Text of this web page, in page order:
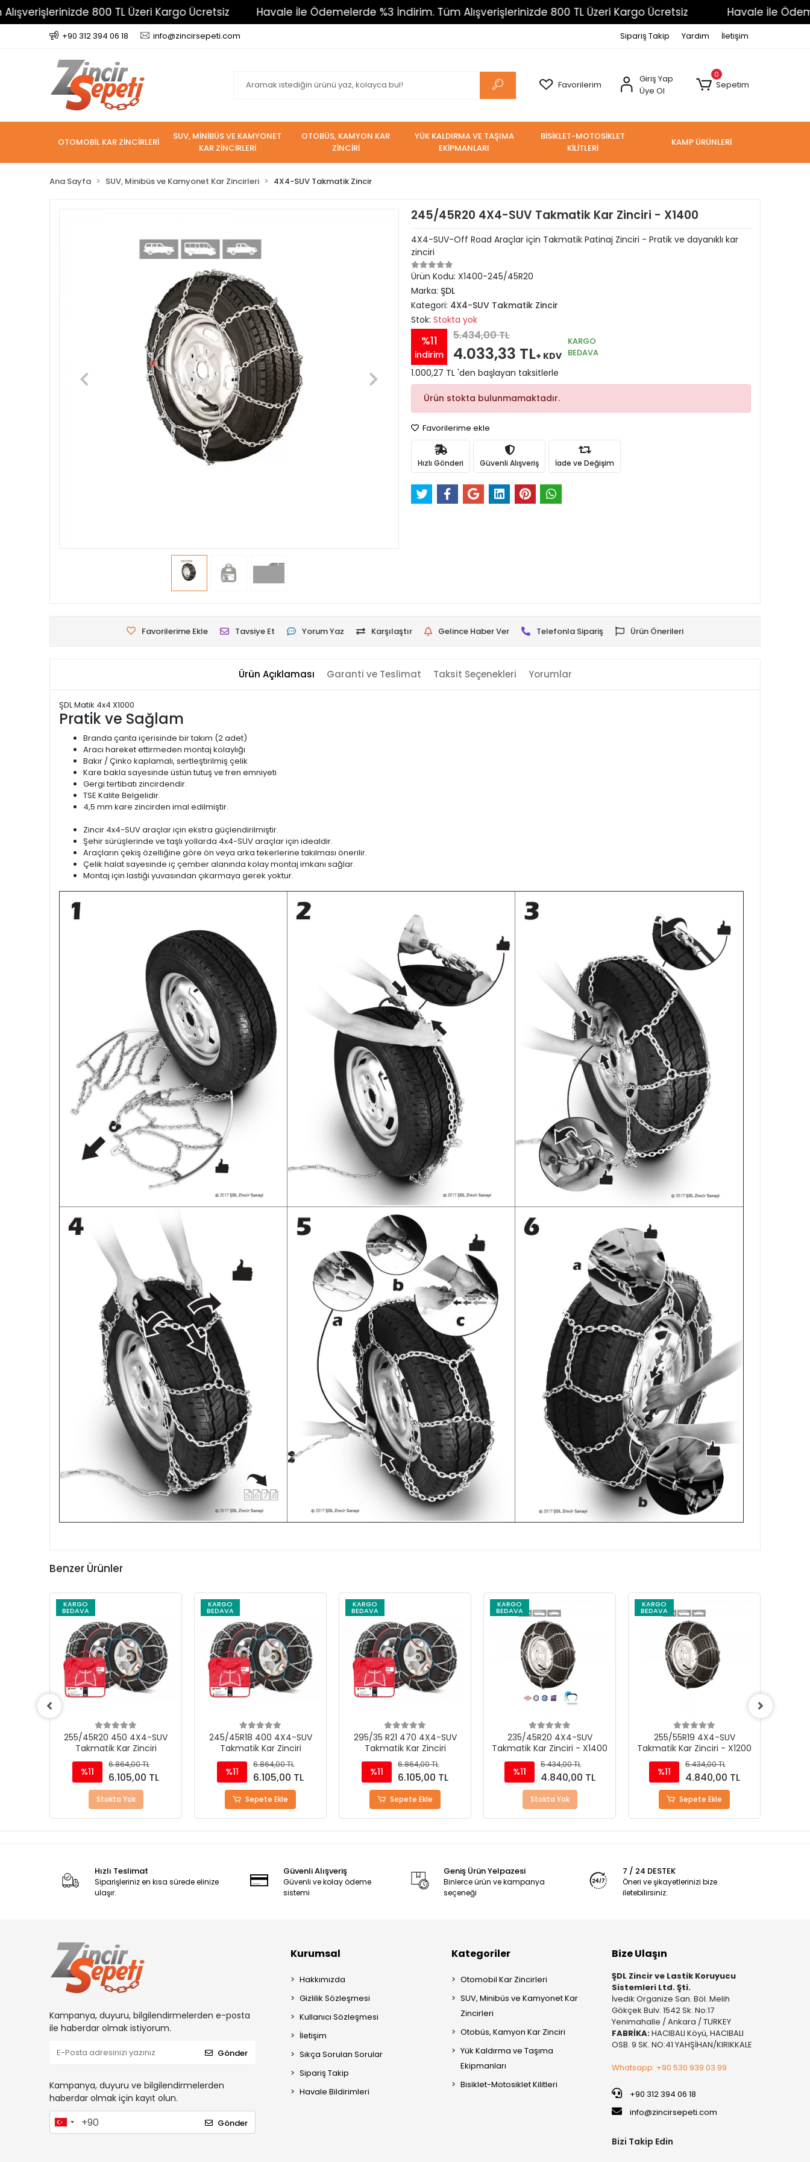
800 TL Üzeri Kargo Ücretsiz Havale İle Ödemelerde %3 İndirim. Tüm Alışverişlerinizde 800 TL Üzeri Kargo Ücretsiz Havale İle Ödemelerde
+90 312 394 06 18 info@zincirsepeti.com Sipariş Takip Yardım İletişim
Favorilerim
Giriş Yap
Üye Ol
0
Sepetim
OTOMOBİL KAR ZİNCİRLERİ
SUV, MİNİBÜS VE KAMYONET
KAR ZİNCİRLERİ
OTOBÜS, KAMYON KAR
ZİNCİRİ
YÜK KALDIRMA VE TAŞIMA
EKİPMANLARI
BİSİKLET-MOTOSİKLET
KİLİTLERİ
KAMP ÜRÜNLERİ
Ana Sayfa SUV, Minibüs ve Kamyonet Kar Zincirleri 4X4-SUV Takmatik Zincir
245/45R20 4X4-SUV Takmatik Kar Zinciri - X1400
4X4-SUV-Off Road Araçlar için Takmatik Patinaj Zinciri - Pratik ve dayanıklı kar
zinciri
Ürün Kodu: X1400-245/45R20
Marka: ŞDL
Kategori: 4X4-SUV Takmatik Zincir
Stok: Stokta yok
%11
indirim
5.434,00 TL
4.033,33 TL+ KDV
KARGO
BEDAVA
1.000,27 TL 'den başlayan taksitlerle
Ürün stokta bulunmamaktadır.
Favorilerime ekle
Hızlı Gönderi Güvenli Alışveriş İade ve Değişim
Favorilerime Ekle Tavsiye Et Yorum Yaz Karşılaştır Gelince Haber Ver Telefonla Sipariş Ürün Önerileri
Ürün Açıklaması Garanti ve Teslimat Taksit Seçenekleri Yorumlar
ŞDL Matik 4x4 X1000
Pratik ve Sağlam
Branda çanta içerisinde bir takım (2 adet)
Aracı hareket ettirmeden montaj kolaylığı
Bakır / Çinko kaplamalı, sertleştirilmiş çelik
Kare bakla sayesinde üstün tutuş ve fren emniyeti
Gergi tertibatı zincirdendir.
TSE Kalite Belgelidir.
4,5 mm kare zincirden imal edilmiştir.
Zincir 4x4-SUV araçlar için ekstra güçlendirilmiştir.
Şehir sürüşlerinde ve taşlı yollarda 4x4-SUV araçlar için idealdir.
Araçların çekiş özelliğine göre ön veya arka tekerlerine takılması önerilir.
Çelik halat sayesinde iç çember alanında kolay montaj imkanı sağlar.
Montaj için lastiği yuvasından çıkarmaya gerek yoktur.
Benzer Ürünler
KARGO
BEDAVA
255/45R20 450 4X4-SUV
Takmatik Kar Zinciri
%11
6.864,00 TL
6.105,00 TL
Stokta Yok
KARGO
BEDAVA
245/45R18 400 4X4-SUV
Takmatik Kar Zinciri
%11
6.864,00 TL
6.105,00 TL
Sepete Ekle
KARGO
BEDAVA
295/35 R21 470 4X4-SUV
Takmatik Kar Zinciri
%11
6.864,00 TL
6.105,00 TL
Sepete Ekle
KARGO
BEDAVA
235/45R20 4X4-SUV
Takmatik Kar Zinciri - X1400
%11
5.434,00 TL
4.840,00 TL
Stokta Yok
KARGO
BEDAVA
255/55R19 4X4-SUV
Takmatik Kar Zinciri - X1200
%11
5.434,00 TL
4.840,00 TL
Sepete Ekle
Hızlı Teslimat
Siparişleriniz en kısa sürede elinize
ulaşır.
Güvenli Alışveriş
Güvenli ve kolay ödeme
sistemi
Geniş Ürün Yelpazesi
Binlerce ürün ve kampanya
seçeneği
7 / 24 DESTEK
Öneri ve şikayetlerinizi bize
iletebilirsiniz.
Kampanya, duyuru, bilgilendirmelerden e-posta
ile haberdar olmak istiyorum.
Gönder
Kampanya, duyuru ve bilgilendirmelerden
haberdar olmak için kayıt olun.
Gönder
Kurumsal
Hakkımızda
Gizlilik Sözleşmesi
Kullanıcı Sözleşmesi
İletişim
Sıkça Sorulan Sorular
Sipariş Takip
Havale Bildirimleri
Kategoriler
Otomobil Kar Zincirleri
SUV, Minibüs ve Kamyonet Kar
Zincirleri
Otobüs, Kamyon Kar Zinciri
Yük Kaldırma ve Taşıma
Ekipmanları
Bisiklet-Motosiklet Kilitleri
Bize Ulaşın
ŞDL Zincir ve Lastik Koruyucu
Sistemleri Ltd. Şti.
İvedik Organize San. Böl. Melih
Gökçek Bulv. 1542 Sk. No:17
Yenimahalle / Ankara / TURKEY
FABRİKA:HACIBALI Köyü, HACIBALI
OSB. 9 SK. NO:41 YAHŞİHAN/KIRIKKALE
Whatsapp: +90 530 939 03 99
+90 312 394 06 18
info@zincirsepeti.com
Bizi Takip Edin